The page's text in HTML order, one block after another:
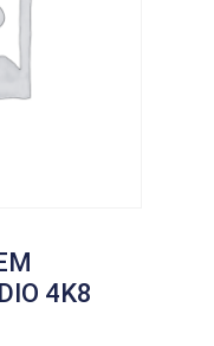
4K8